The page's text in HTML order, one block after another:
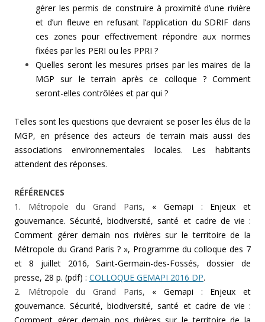
gérer les permis de construire à proximité d’une rivière
et d’un fleuve en refusant l’application du SDRIF dans
ces zones pour effectivement répondre aux normes
fixées par les PERI ou les PPRI ?
Quelles seront les mesures prises par les maires de la
MGP sur le terrain après ce colloque ? Comment
seront-elles contrôlées et par qui ?
Telles sont les questions que devraient se poser les élus de la
MGP, en présence des acteurs de terrain mais aussi des
associations environnementales locales. Les habitants
attendent des réponses.
RÉFÉRENCES
1. Métropole du Grand Paris, « Gemapi : Enjeux et
gouvernance. Sécurité, biodiversité, santé et cadre de vie :
Comment gérer demain nos rivières sur le territoire de la
Métropole du Grand Paris ? », Programme du colloque des 7
et 8 juillet 2016, Saint-Germain-des-Fossés, dossier de
presse, 28 p. (pdf) : COLLOQUE GEMAPI 2016 DP.
2. Métropole du Grand Paris, « Gemapi : Enjeux et
gouvernance. Sécurité, biodiversité, santé et cadre de vie :
Comment gérer demain nos rivières sur le territoire de la